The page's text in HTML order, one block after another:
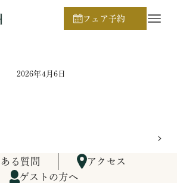
フェア予約
2026年4月6日
る質問
アクセス
ゲストの方へ